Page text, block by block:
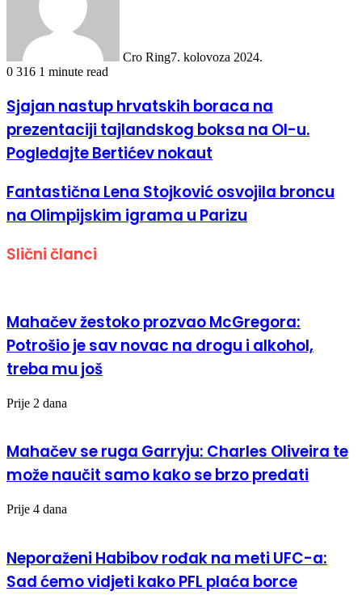
Cro Ring7. kolovoza 2024.
0 316 1 minute read
Sjajan nastup hrvatskih boraca na
prezentaciji tajlandskog boksa na OI-u.
Pogledajte Bertićev nokaut
Fantastična Lena Stojković osvojila broncu
na Olimpijskim igrama u Parizu
Slični članci
Mahačev žestoko prozvao McGregora:
Potrošio je sav novac na drogu i alkohol,
treba mu još
Prije 2 dana
Mahačev se ruga Garryju: Charles Oliveira te
može naučit samo kako se brzo predati
Prije 4 dana
Neporaženi Habibov rođak na meti UFC-a:
Sad ćemo vidjeti kako PFL plaća borce